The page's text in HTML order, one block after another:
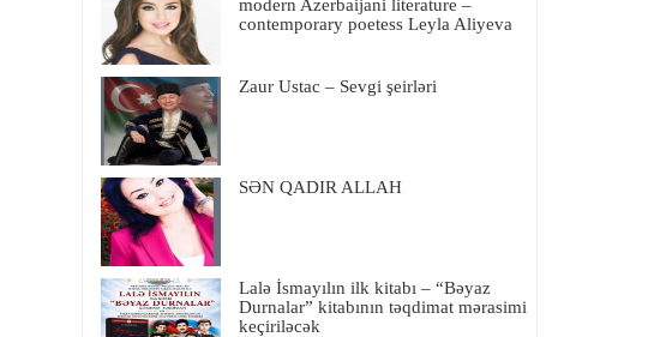
modern Azerbaijani literature –
contemporary poetess Leyla Aliyeva
Zaur Ustac – Sevgi şeirləri
SƏN QADIR ALLAH
Lalə İsmayılın ilk kitabı – “Bəyaz
Durnalar” kitabının təqdimat mərasimi
keçiriləcək